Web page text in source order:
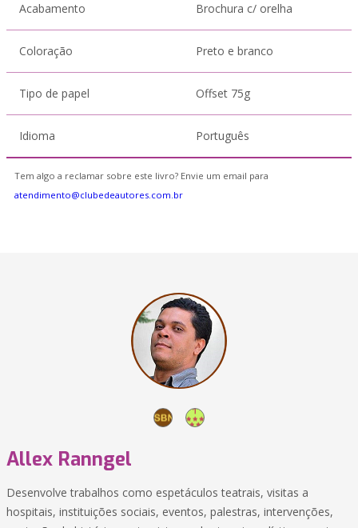
Acabamento Brochura c/ orelha
Coloração Preto e branco
Tipo de papel Offset 75g
Idioma Português
Tem algo a reclamar sobre este livro? Envie um email para
atendimento@clubedeautores.com.br
Allex Ranngel
Desenvolve trabalhos como espetáculos teatrais, visitas a
hospitais, instituições sociais, eventos, palestras, intervenções,